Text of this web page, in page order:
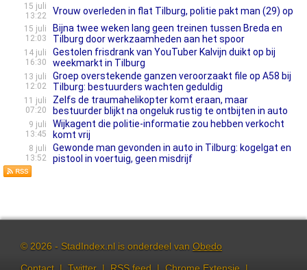
15 juli
13:22
Vrouw overleden in flat Tilburg, politie pakt man (29) op
15 juli
12:03
Bijna twee weken lang geen treinen tussen Breda en
Tilburg door werkzaamheden aan het spoor
14 juli
16:30
Gestolen frisdrank van YouTuber Kalvijn duikt op bij
weekmarkt in Tilburg
13 juli
12:02
Groep overstekende ganzen veroorzaakt file op A58 bij
Tilburg: bestuurders wachten geduldig
11 juli
07:20
Zelfs de traumahelikopter komt eraan, maar
bestuurder blijkt na ongeluk rustig te ontbijten in auto
9 juli
13:45
Wijkagent die politie-informatie zou hebben verkocht
komt vrij
8 juli
13:52
Gewonde man gevonden in auto in Tilburg: kogelgat en
pistool in voertuig, geen misdrijf
© 2026 - StadIndex.nl is onderdeel van Obedo